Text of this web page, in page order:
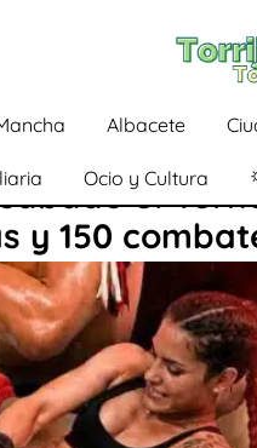
Albacete
Ocio y Cultura
el
y 150